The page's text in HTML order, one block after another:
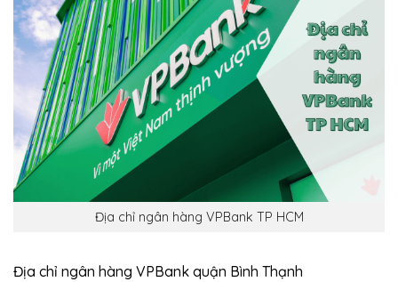
Địa chỉ ngân hàng VPBank TP HCM
Địa chỉ ngân hàng VPBank quận Bình Thạnh